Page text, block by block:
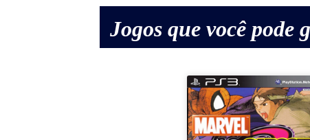
Jogos que você pode